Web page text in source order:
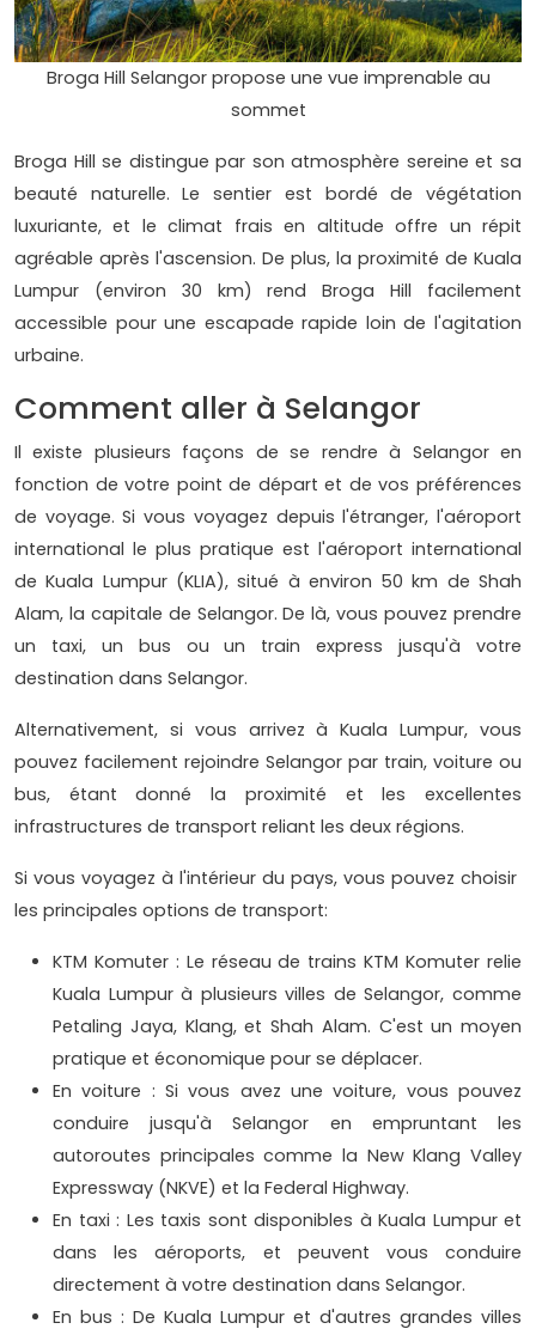
Broga Hill Selangor propose une vue imprenable au
sommet
Broga Hill se distingue par son atmosphère sereine et sa
beauté naturelle. Le sentier est bordé de végétation
luxuriante, et le climat frais en altitude offre un répit
agréable après l'ascension. De plus, la proximité de Kuala
Lumpur (environ 30 km) rend Broga Hill facilement
accessible pour une escapade rapide loin de l'agitation
urbaine.
Comment aller à Selangor
Il existe plusieurs façons de se rendre à Selangor en
fonction de votre point de départ et de vos préférences
de voyage. Si vous voyagez depuis l'étranger, l'aéroport
international le plus pratique est l'aéroport international
de Kuala Lumpur (KLIA), situé à environ 50 km de Shah
Alam, la capitale de Selangor. De là, vous pouvez prendre
un taxi, un bus ou un train express jusqu'à votre
destination dans Selangor.
Alternativement, si vous arrivez à Kuala Lumpur, vous
pouvez facilement rejoindre Selangor par train, voiture ou
bus, étant donné la proximité et les excellentes
infrastructures de transport reliant les deux régions.
Si vous voyagez à l'intérieur du pays, vous pouvez choisir
les principales options de transport:
KTM Komuter : Le réseau de trains KTM Komuter relie
Kuala Lumpur à plusieurs villes de Selangor, comme
Petaling Jaya, Klang, et Shah Alam. C'est un moyen
pratique et économique pour se déplacer.
En voiture : Si vous avez une voiture, vous pouvez
conduire jusqu'à Selangor en empruntant les
autoroutes principales comme la New Klang Valley
Expressway (NKVE) et la Federal Highway.
En taxi : Les taxis sont disponibles à Kuala Lumpur et
dans les aéroports, et peuvent vous conduire
directement à votre destination dans Selangor.
En bus : De Kuala Lumpur et d'autres grandes villes